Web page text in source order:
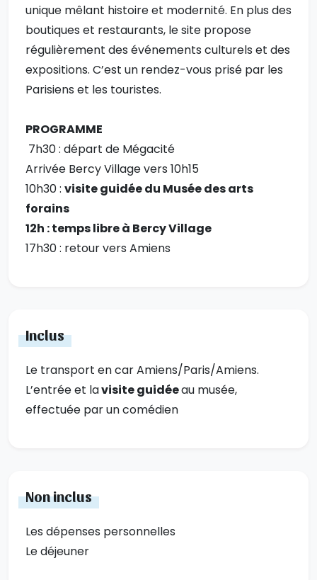
unique mêlant histoire et modernité. En plus des
boutiques et restaurants, le site propose
régulièrement des événements culturels et des
expositions. C’est un rendez-vous prisé par les
Parisiens et les touristes.
PROGRAMME
7h30 : départ de Mégacité
Arrivée Bercy Village vers 10h15
10h30 : visite guidée du Musée des arts
forains
12h : temps libre à Bercy Village
17h30 : retour vers Amiens
Inclus
Le transport en car Amiens/Paris/Amiens.
L’entrée et lavisite guidéeau musée,
effectuée par un comédien
Non inclus
Les dépenses personnelles
Le déjeuner